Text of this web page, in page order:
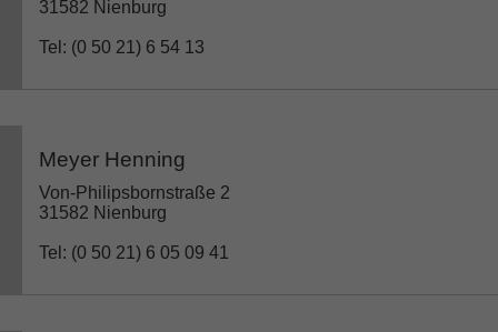
31582 Nienburg
Tel: (0 50 21) 6 54 13
Meyer Henning
Von-Philipsbornstraße 2
31582 Nienburg
Tel: (0 50 21) 6 05 09 41